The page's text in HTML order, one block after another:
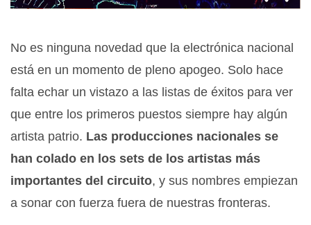
No es ninguna novedad que la electrónica nacional
está en un momento de pleno apogeo. Solo hace
falta echar un vistazo a las listas de éxitos para ver
que entre los primeros puestos siempre hay algún
artista patrio. Las producciones nacionales se
han colado en los sets de los artistas más
importantes del circuito, y sus nombres empiezan
a sonar con fuerza fuera de nuestras fronteras.